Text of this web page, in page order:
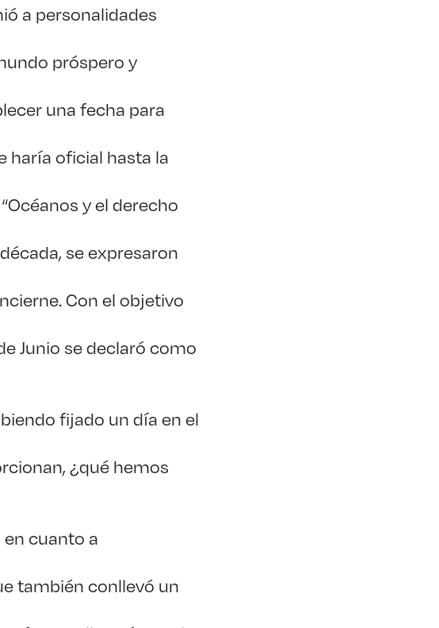
a personalidades
próspero y
una fecha para
haría oficial hasta la
y el derecho
se expresaron
Con el objetivo
Junio se declaró como
fijado un día en el
¿qué hemos
cuanto a
también conllevó un